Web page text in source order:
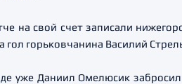
на свой счет записали
гол горьковчанина Василий
уже Даниил Омелюсик